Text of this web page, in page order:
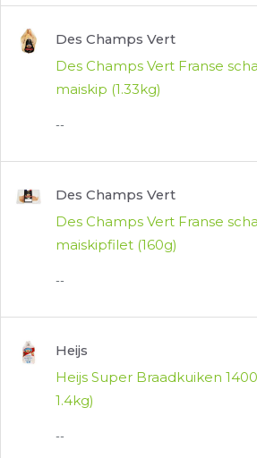
Des Champs Vert
Des Champs Vert Franse
maiskip (1.33kg)
--
Des Champs Vert
Des Champs Vert Franse
maiskipfilet (160g)
--
Heijs
Heijs Super Braadkuiken
1.4kg)
--